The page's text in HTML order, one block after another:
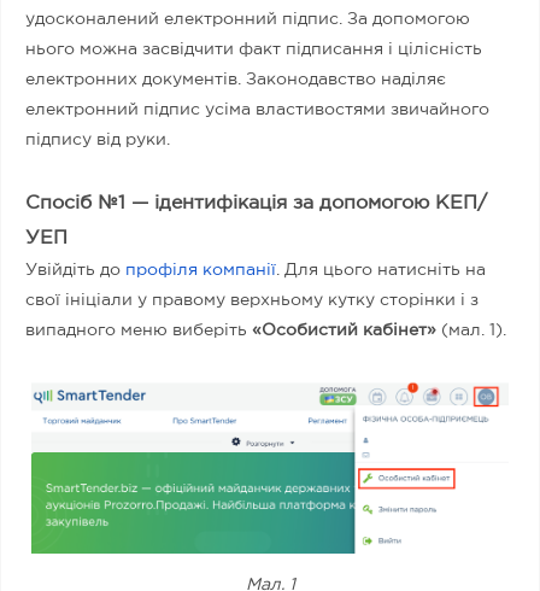
удосконалений електронний підпис. За допомогою
нього можна засвідчити факт підписання і цілісність
електронних документів. Законодавство наділяє
електронний підпис усіма властивостями звичайного
підпису від руки.
Спосіб №1 — ідентифікація за допомогою КЕП/
УЕП
Увійдіть до профіля компанії . Для цього натисніть на
свої ініціали у правому верхньому кутку сторінки і з
випадного меню виберіть «Особистий кабінет» (мал. 1).
Мал. 1